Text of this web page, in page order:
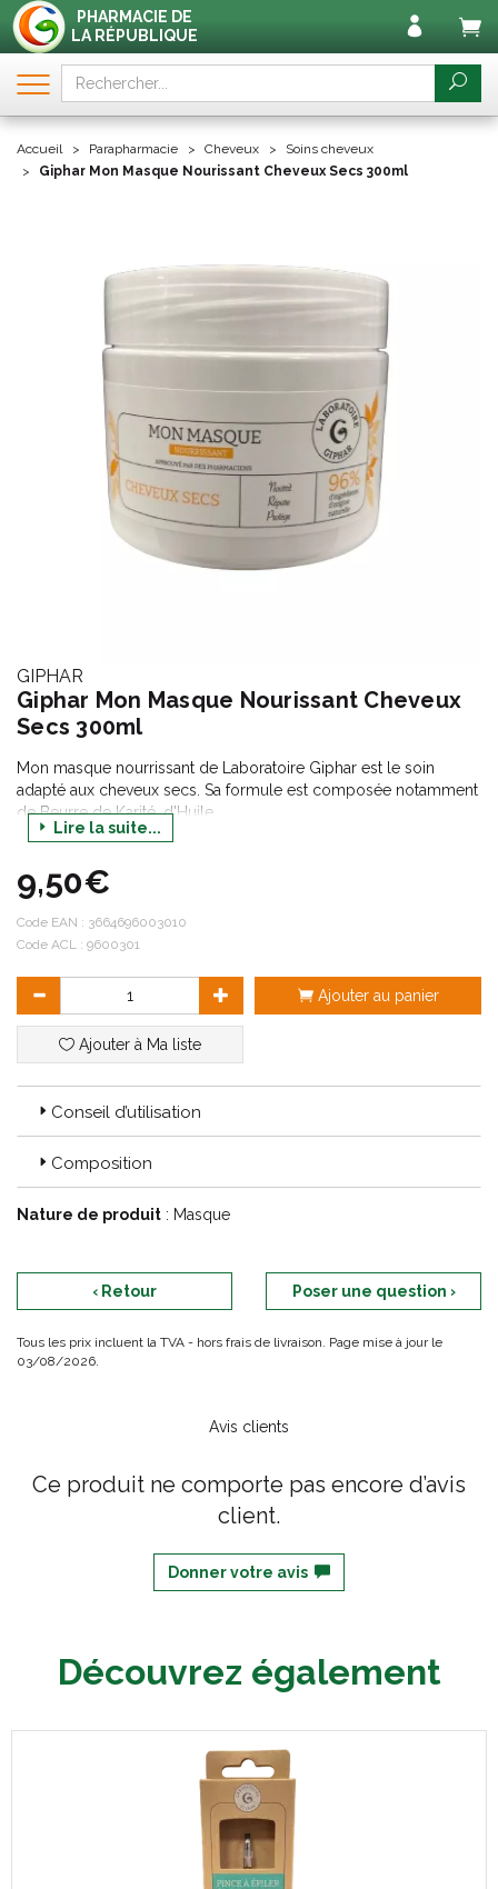
PHARMACIE DE
LA RÉPUBLIQUE
Accueil Parapharmacie Cheveux
Soins cheveux
Giphar Mon Masque Nourissant Cheveux Secs 300ml
GIPHAR
Giphar Mon Masque Nourissant Cheveux
Secs 300ml
Mon masque nourrissant de Laboratoire Giphar est le soin
adapté aux cheveux secs. Sa formule est composée notamment
de Beurre de Karité, d'Huile
de graine de Sésame et d' Extrait d'Abricot.
Après utilisation, les cheveux sont nourris, réparés et facile à
coiffer.
Testé sous contrôle dermatologique.
Lire la suite...
9,50€
Code EAN : 3664696003010
Code ACL : 9600301
Ajouter au panier
Ajouter à Ma liste
Conseil d’utilisation
Composition
Nature de produit : Masque
‹ Retour Poser une question ›
Tous les prix incluent la TVA - hors frais de livraison. Page mise à jour le
03/08/2026.
Avis clients
Ce produit ne comporte pas encore d’avis
client.
Donner votre avis
Découvrez également